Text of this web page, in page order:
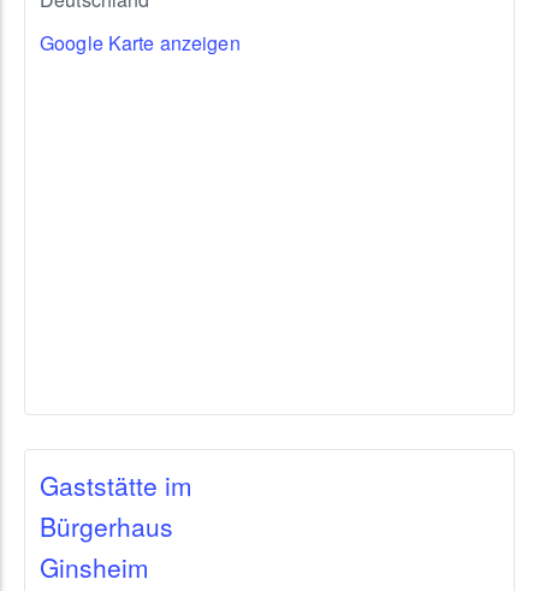
Google Karte anzeigen
Gaststätte im
Bürgerhaus
Ginsheim